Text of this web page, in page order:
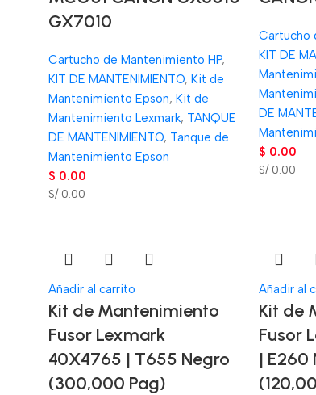
GX7010
Cartucho de Mantenimiento HP,
KIT DE MANTENIMIENTO, Kit de
Mantenimiento Epson, Kit de
Mantenimiento Lexmark, TANQUE
DE MANTENIMIENTO, Tanque de
Mantenimiento Epson
$ 0.00
S/ 0.00
Cartucho
KIT DE
DE
$ 0.00
S/ 0.00
Añadir al carrito
Kit de Mantenimiento
Fusor Lexmark
40X4765 | T655 Negro
(300,000 Pag)
Añadir al
Kit de
Fusor
| E260